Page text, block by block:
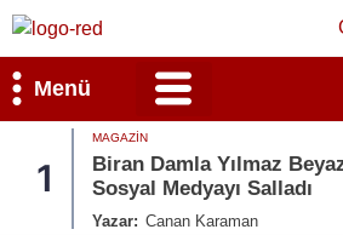
Menü
1
MAGAZIN
Biran Damla Yılmaz
Sosyal Medyayı Salladı
Yazar: Canan Karaman